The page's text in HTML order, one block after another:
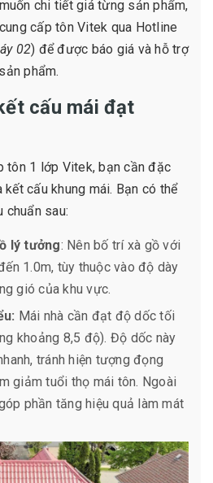
chi tiết giá từng sản phẩm,
cấp tôn Vitek qua Hotline
02) để được báo giá và hỗ trợ
phẩm.
cấu mái đạt
tôn 1 lớp Vitek, bạn cần đặc
cấu khung mái. Bạn có thể
chuẩn sau:
lý tưởng: Nên bố trí xà gồ với
1.0m, tùy thuộc vào độ dày
gió của khu vực.
Mái nhà cần đạt độ dốc tối
khoảng 8,5 độ). Độ dốc này
tránh hiện tượng đọng
giảm tuổi thọ mái tôn. Ngoài
phần tăng hiệu quả làm mát